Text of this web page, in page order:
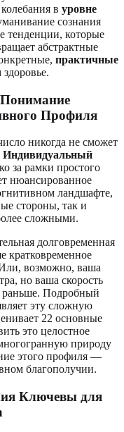
в уровне
сознания
тенденции, которые
абстрактные
практичные
Профиля
никогда не сможет
Индивидуальный
за рамки простого
нюансированное
ландшафте,
стороны, так и
сложными.
долговременная
кратковременное
возможно, ваша
но ваша скорость
раньше. Подробный
эту сложную
22 основные
это целостное
природу
этого профиля —
благополучии.
Ключевы для